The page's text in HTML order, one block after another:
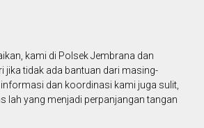
kami di Polsek Jembrana dan
jika tidak ada bantuan dari masing-
dan koordinasi kami juga sulit,
lah yang menjadi perpanjangan tangan